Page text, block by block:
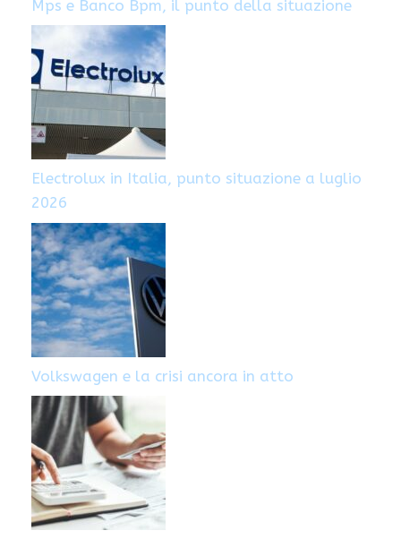
Mps e Banco Bpm, il punto della situazione
Electrolux in Italia, punto situazione a luglio
2026
Volkswagen e la crisi ancora in atto